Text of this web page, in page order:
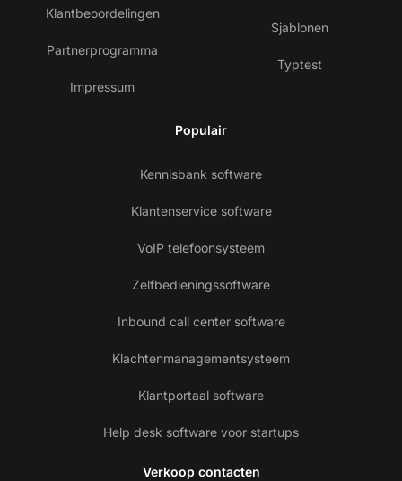
Klantbeoordelingen
Partnerprogramma
Impressum
Sjablonen
Typtest
Populair
Kennisbank software
Klantenservice software
VoIP telefoonsysteem
Zelfbedieningssoftware
Inbound call center software
Klachtenmanagementsysteem
Klantportaal software
Help desk software voor startups
Verkoop contacten